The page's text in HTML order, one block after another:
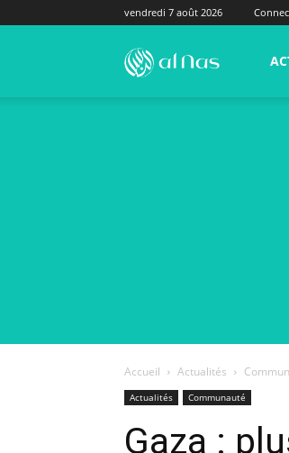
vendredi 7 août 2026
alNas.fr
Accueil Actualités
Actualités Communauté
Gaza :